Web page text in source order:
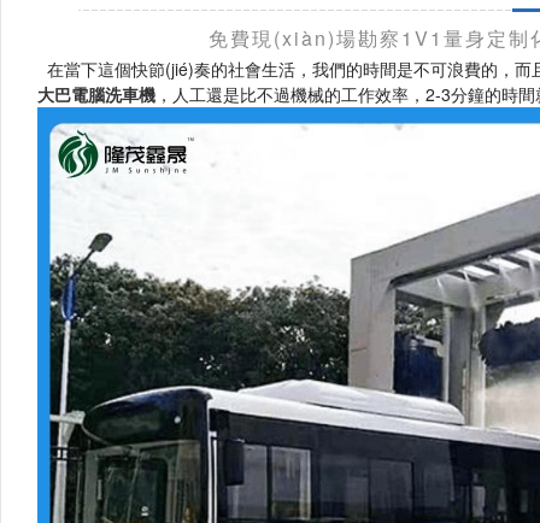
免費現(xiàn)場勘察1V1量身定制
在當下這個快節(jié)奏的社會生活，我們的時間是不可浪費的，
大巴電腦洗車機 ，人工還是比不過機械的工作效率，2-3分鐘的